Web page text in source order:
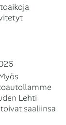
Lehti
saaliinsa